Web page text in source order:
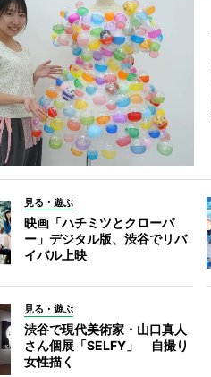
見る・遊ぶ
映画「ハチミツとクローバ
ー」デジタル版、渋谷でリバ
イバル上映
見る・遊ぶ
渋谷で現代美術家・山口真人
さん個展「SELFY」 自撮り
女性描く